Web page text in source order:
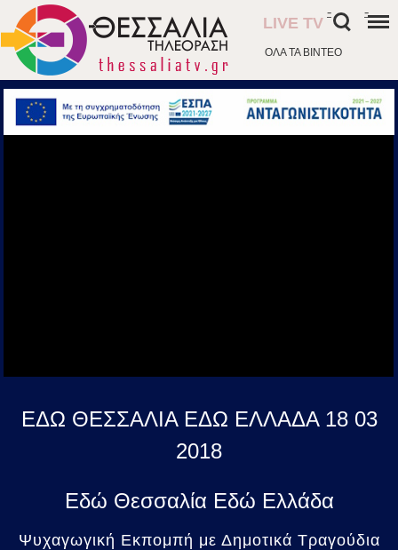
ΟΛΑ ΤΑ ΒΙΝΤΕΟ
LIVE TV
- -
ΕΔΩ ΘΕΣΣΑΛΙΑ ΕΔΩ ΕΛΛΑΔΑ 18 03
2018
Εδώ Θεσσαλία Εδώ Ελλάδα
Ψυχαγωγική Εκπομπή με Δημοτικά Τραγούδια